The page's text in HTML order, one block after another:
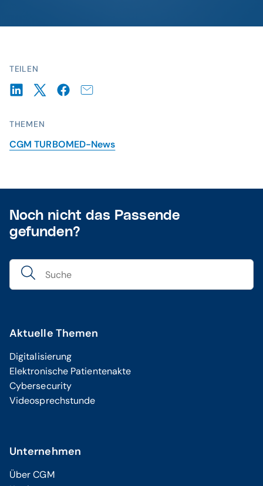
TEILEN
THEMEN
CGM TURBOMED-News
Noch nicht das Passende
gefunden?
Aktuelle Themen
Digitalisierung
Elektronische Patientenakte
Cybersecurity
Videosprechstunde
Unternehmen
Über CGM